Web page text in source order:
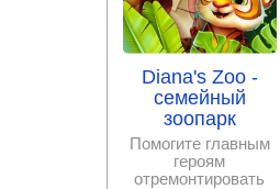
Diana's Zoo -
семейный
зоопарк
Помогите главным
героям
отремонтировать